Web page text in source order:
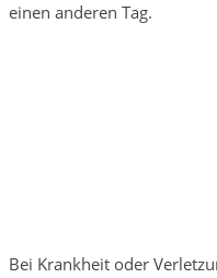
einen anderen Tag.
Bei Krankheit oder